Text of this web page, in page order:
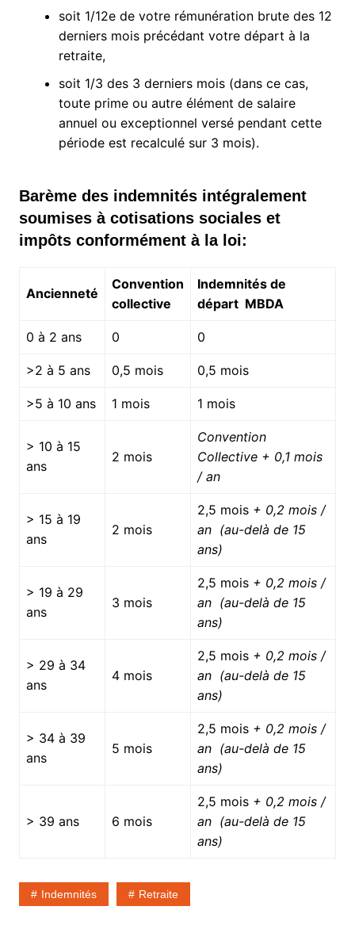
soit 1/12e de votre rémunération brute des 12
derniers mois précédant votre départ à la
retraite,
soit 1/3 des 3 derniers mois (dans ce cas,
toute prime ou autre élément de salaire
annuel ou exceptionnel versé pendant cette
période est recalculé sur 3 mois).
Barème des indemnités intégralement
soumises à cotisations sociales et
impôts conformément à la loi:
Ancienneté
Convention
collective
Indemnités de
départ MBDA
0 à 2 ans 0 0
>2 à 5 ans 0,5 mois 0,5 mois
>5 à 10 ans 1 mois 1 mois
> 10 à 15
ans
2 mois
Convention
Collective + 0,1 mois
/ an
> 15 à 19
ans
2 mois
2,5 mois + 0,2 mois /
an (au-delà de 15
ans)
> 19 à 29
ans
3 mois
2,5 mois + 0,2 mois /
an (au-delà de 15
ans)
> 29 à 34
ans
4 mois
2,5 mois + 0,2 mois /
an (au-delà de 15
ans)
> 34 à 39
ans
5 mois
2,5 mois + 0,2 mois /
an (au-delà de 15
ans)
> 39 ans 6 mois
2,5 mois + 0,2 mois /
an (au-delà de 15
ans)
Indemnités Retraite